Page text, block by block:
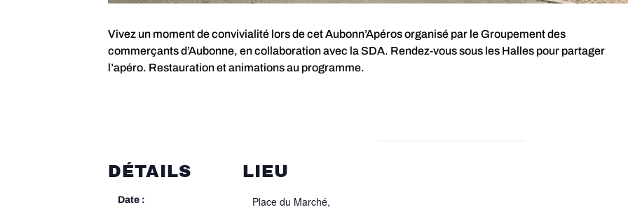
Vivez un moment de convivialité lors de cet Aubonn’Apéros organisé par le Groupement des
commerçants d’Aubonne, en collaboration avec la SDA. Rendez-vous sous les Halles pour partager
l’apéro. Restauration et animations au programme.
DÉTAILS
Date :
LIEU
Place du Marché,